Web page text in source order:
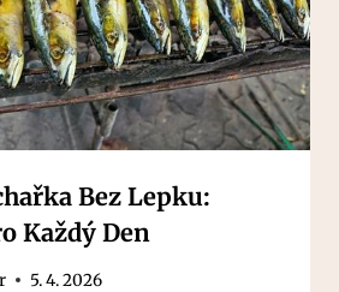
Bez Lepku:
Každý Den
5. 4. 2026